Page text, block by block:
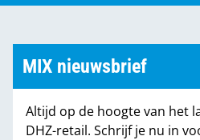
DHZ Sessie
Marktcijfers
Partners
MIX nieuwsbrief
Altijd op de hoogte van het
DHZ-retail. Schrijf je nu in